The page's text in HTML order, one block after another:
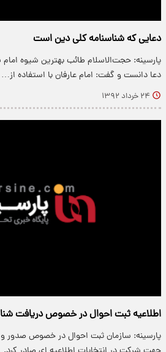
دعایی که شناسنامه کلی دین است
پارسینه: حجت‌الاسلام طائب بهترین شیوه
دعا دانست و گفت: امام عارفان با استفاده از…
۲۴ خرداد ۱۳۹۲
اطلاعیه ثبت احوال در خصوص دریافت
پارسینه: سازمان ثبت احوال در خصوص صدور